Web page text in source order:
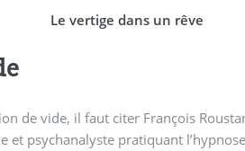
Le vertige dans un rêve
de vide, il faut citer François
et psychanalyste pratiquant